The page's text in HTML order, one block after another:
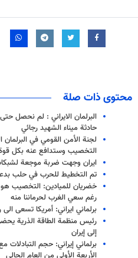
محتوى ذات صلة
البرلمان الايراني : لم نحصل
حادثة ميناء الشهيد رجائي
لجنة الأمن القومي في
التخصيب وستدافع عنه بكل
ایران وجهت ضربة موجعة
تم التخطيط للحرب في حلب
خضريان للميادين: التخصيب
رغم سعي الغرب لحرماننا منه
برلماني ايراني: أمريكا تسعى
رئيس منظمة الطاقة الذرية
إلى إيران